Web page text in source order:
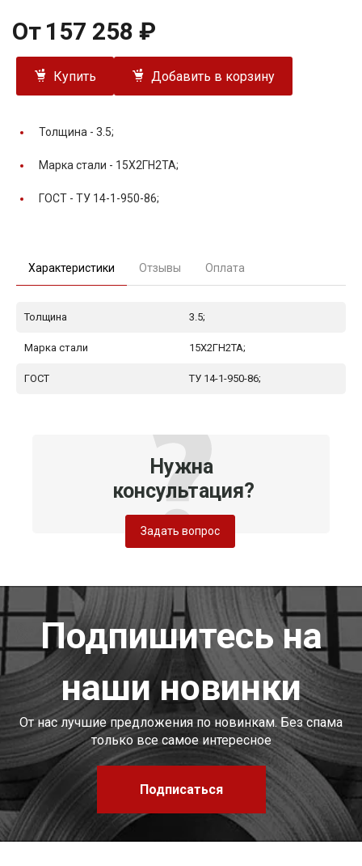
От 157 258 ₽
Купить Добавить в корзину
Толщина - 3.5;
Марка стали - 15Х2ГН2ТА;
ГОСТ - ТУ 14-1-950-86;
Характеристики Отзывы Оплата
Толщина 3.5;
Марка стали 15Х2ГН2ТА;
ГОСТ ТУ 14-1-950-86;
Нужна
консультация?
Задать вопрос
Подпишитесь на
наши новинки
От нас лучшие предложения по новинкам. Без спама
только все самое интересное
Подписаться